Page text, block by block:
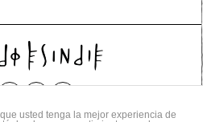
usted tenga la mejor experiencia de